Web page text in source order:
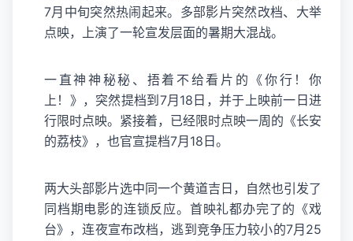
7月中旬突然热闹起来。多部影片突然改档、大举
点映，上演了一轮宣发层面的暑期大混战。
一直神神秘秘、捂着不给看片的《你行！你
上！》，突然提档到7月18日，并于上映前一日进
行限时点映。紧接着，已经限时点映一周的《长安
的荔枝》，也官宣提档7月18日。
两大头部影片选中同一个黄道吉日，自然也引发了
同档期电影的连锁反应。首映礼都办完了的《戏
台》，连夜宣布改档，逃到竞争压力较小的7月25